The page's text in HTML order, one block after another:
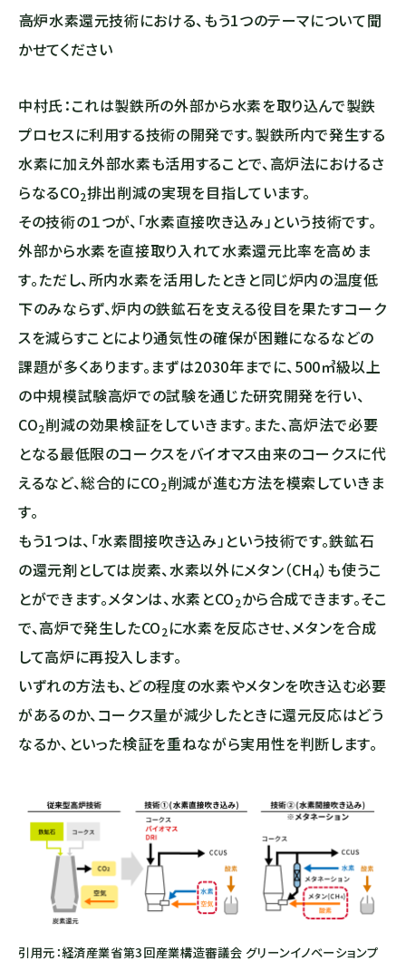
――高炉水素還元技術における、もう1つのテーマについて聞
かせてください
中村氏：これは製鉄所の外部から水素を取り込んで製鉄
プロセスに利用する技術の開発です。製鉄所内で発生する
水素に加え外部水素も活用することで、高炉法におけるさ
らなるCO2排出削減の実現を目指しています。
その技術の１つが、「水素直接吹き込み」という技術です。
外部から水素を直接取り入れて水素還元比率を高めま
す。ただし、所内水素を活用したときと同じ炉内の温度低
下のみならず、炉内の鉄鉱石を支える役目を果たすコーク
スを減らすことにより通気性の確保が困難になるなどの
課題が多くあります。まずは2030年までに、500㎥級以上
の中規模試験高炉での試験を通じた研究開発を行い、
CO2削減の効果検証をしていきます。また、高炉法で必要
となる最低限のコークスをバイオマス由来のコークスに代
えるなど、総合的にCO2削減が進む方法を模索していきま
す。
もう1つは、「水素間接吹き込み」という技術です。鉄鉱石
の還元剤としては炭素、水素以外にメタン（CH4）も使うこ
とができます。メタンは、水素とCO2から合成できます。そこ
で、高炉で発生したCO2に水素を反応させ、メタンを合成
して高炉に再投入します。
いずれの方法も、どの程度の水素やメタンを吹き込む必要
があるのか、コークス量が減少したときに還元反応はどう
なるか、といった検証を重ねながら実用性を判断します。
引用元：経済産業省第3回産業構造審議会 グリーンイノベーションプ